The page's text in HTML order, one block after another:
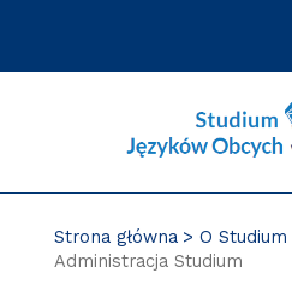
Strona główna
O Studium
Administracja Studium